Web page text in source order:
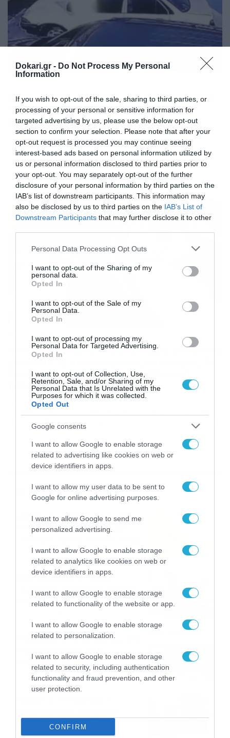
Dokari.gr - Do Not Process My Personal
Information
If you wish to opt-out of the sale, sharing to third parties, or
processing of your personal or sensitive information for
targeted advertising by us, please use the below opt-out
section to confirm your selection. Please note that after your
opt-out request is processed you may continue seeing
interest-based ads based on personal information utilized by
us or personal information disclosed to third parties prior to
your opt-out. You may separately opt-out of the further
disclosure of your personal information by third parties on the
IAB’s list of downstream participants. This information may
also be disclosed by us to third parties on the IAB’s List of
Downstream Participants that may further disclose it to other
Please note that this website/app uses one or more Google
not limited to your visit or usage behaviour. You may click to
grant or deny consent to Google and its third-party tags to
use your data for below specified purposes in below Google
consent section.
Personal Data Processing Opt Outs
I want to opt-out of the Sharing of my
personal data.
Opted In
I want to opt-out of the Sale of my
Personal Data.
Opted In
I want to opt-out of processing my
Personal Data for Targeted Advertising.
Opted In
I want to opt-out of Collection, Use,
Retention, Sale, and/or Sharing of my
Personal Data that Is Unrelated with the
Purposes for which it was collected.
Opted Out
Google consents
I want to allow Google to enable storage
related to advertising like cookies on web or
device identifiers in apps.
I want to allow my user data to be sent to
Google for online advertising purposes.
I want to allow Google to send me
personalized advertising.
I want to allow Google to enable storage
related to analytics like cookies on web or
device identifiers in apps.
I want to allow Google to enable storage
related to functionality of the website or app.
I want to allow Google to enable storage
related to personalization.
I want to allow Google to enable storage
related to security, including authentication
functionality and fraud prevention, and other
user protection.
CONFIRM
Εικόνες ΣΟΚ – Οδηγός σήκωσε στον αέρα
πεζούς πριν τρακάρει παρκαρισμένα
οχήματα (photos+video)
Τα πλάνα κόβουν την ανάσα. Σοκαριστικές είναι οι
εικόνες που έρχονται από το περιστατικό, όπου ένας
νεαρός οδηγός, κινήθηκε με μεγάλη ταχύτητα, χτύπησε
δύο πεζούς, πετώντας τον έναν στον αέρα και στην
συνέχεια καρφώθηκε σε σταθμευμένα αυτοκίνητα,
προκαλώντας μεγάλες ζημιές. Το περιστατικό έγινε σε
πόλη της Ρωσίας, με αρνητικό πρωταγωνιστή έναν
18χρονο οδηγό. Ο νεαρός […]
11/04/2019 17:22
Απίθανο: Άντρας πήρε δίπλωμα οδήγησης
μετά από 32 αποτυχημένες απόπειρες, 14
δασκάλους και 25 χρόνια μαθήματα!
(photos)
Ούτε αυτός δεν το πιστεύει ότι το πήρε… Ο Christian
Whiteley-Mason είχε αποπειραθεί 33 φορές κάνοντας
συνολικά 85 μαθήματα με 14 διαφορετικούς δασκάλους
ώστε να καταφέρει να πάρει το πολυπόθητο δίπλωμα
οδήγησης… κάτι που κατάφερε τελικά μετά από 25
χρόνια! «Δεν το πιστεύω πως κατάφερα τελικά να
περάσω μετά από όλα αυτά τα χρόνια. Είμαι […]
Ροή Ειδήσεων
Καιρός Δεκαπενταύγουστο:
Η προοπτική εξέλιξης από
08/08/2026 08:51
Εορτολόγιο 8-8: Ποιοι
γιορτάζουν σήμερα; Χρόνια
Πολλά
Πρεμιέρα στην Ολλανδία, την
Γερμανίας με πολλές
στοιχηματικές επιλογές από
το ΠΑΜΕ ΣΤΟΙΧΗΜΑ
07/08/2026 16:41
Σαββατοκύριακο… (vid)
06/08/2026 22:00